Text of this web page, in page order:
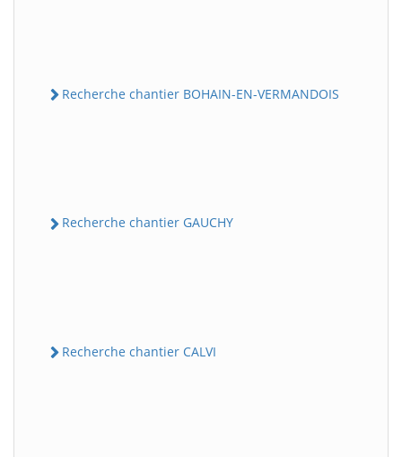
Recherche chantier BOHAIN-EN-VERMANDOIS
Recherche chantier GAUCHY
Recherche chantier CALVI